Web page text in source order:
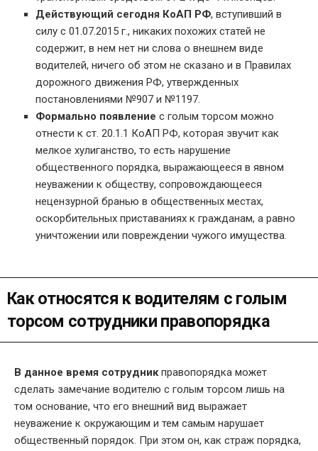
Действующий сегодня КоАП РФ, вступивший в
силу с 01.07.2015 г., никаких похожих статей не
содержит, в нем нет ни слова о внешнем виде
водителей, ничего об этом не сказано и в Правилах
дорожного движения РФ, утвержденных
постановлениями №907 и №1197.
Формально появление с голым торсом можно
отнести к ст. 20.1.1 КоАП РФ, которая звучит как
мелкое хулиганство, то есть нарушение
общественного порядка, выражающееся в явном
неуважении к обществу, сопровождающееся
нецензурной бранью в общественных местах,
оскорбительных приставаниях к гражданам, а равно
уничтожении или повреждении чужого имущества.
Как относятся к водителям с голым
торсом сотрудники правопорядка
В данное время сотрудникправопорядка может
сделать замечание водителю с голым торсом лишь на
том основание, что его внешний вид выражает
неуважение к окружающим и тем самым нарушает
общественный порядок. При этом он, как страж порядка,